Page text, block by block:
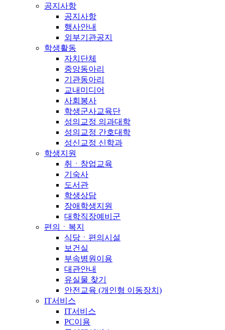
공지사항
공지사항
행사안내
외부기관공지
학생활동
자치단체
중앙동아리
기관동아리
교내미디어
사회봉사
학생군사교육단
성의교정 의과대학
성의교정 간호대학
성신교정 신학과
학생지원
취ㆍ창업교육
기숙사
도서관
학생상담
장애학생지원
대학직장예비군
편의ㆍ복지
식당ㆍ편의시설
보건실
부속병원이용
대관안내
유실물 찾기
안전교육 (개인형 이동장치)
IT서비스
IT서비스
PC이용